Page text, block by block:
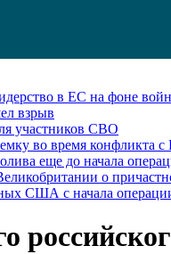
в ЕС на фоне
взрыв
участников СВО
во время конфликта
еще до начала
о
США с начала